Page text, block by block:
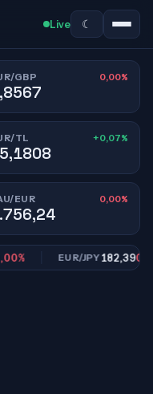
Live ☾
GBP 0,00%
TL +0,07%
EUR 0,00%
EUR/JPY182,390,00%